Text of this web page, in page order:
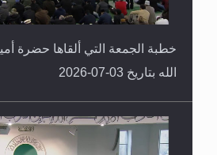
خطبة الجمعة التي ألقاها حضرة
الله بتاريخ 03-07-2026